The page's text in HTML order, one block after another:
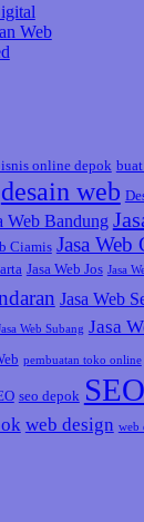
Web
online depok
desain web
Web Bandung
Ciamis Jasa Web
Jasa Web Jos Jasa
Jasa Web
Web Subang Jasa
pembuatan toko online
seo depok
web design web